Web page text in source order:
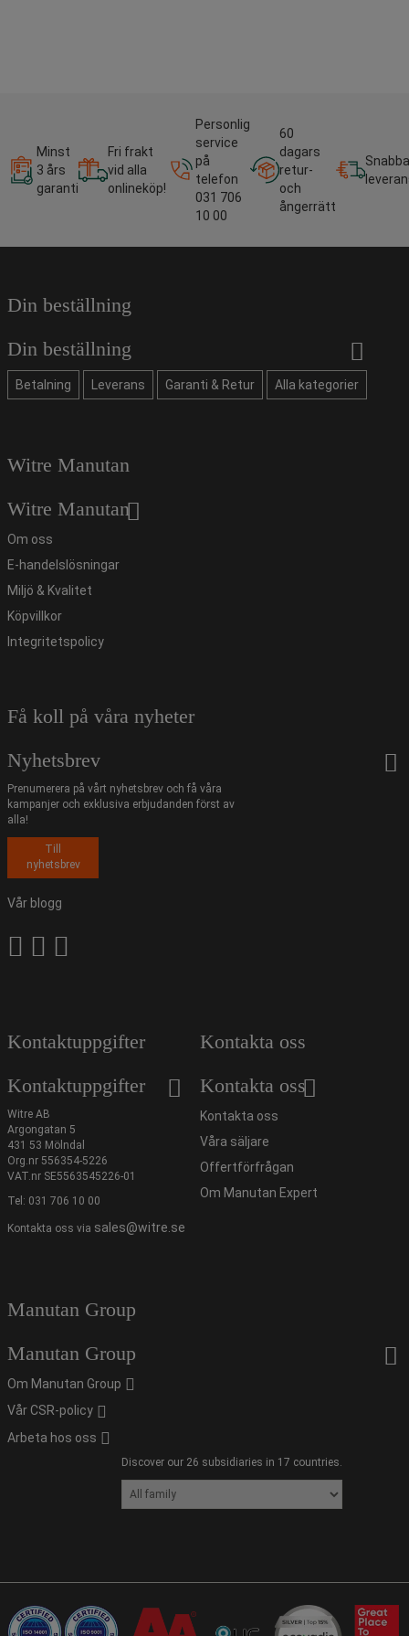
Minst
3 års
garanti
Fri frakt
vid alla
onlineköp!
Personlig
service
på
telefon
031 706
10 00
60
dagars
retur-
och
ångerrätt
Snabba
Din beställning
Din beställning
Betalning Leverans Garanti & Retur Alla kategorier
Witre Manutan
Witre Manutan
Om oss
E-handelslösningar
Miljö & Kvalitet
Köpvillkor
Integritetspolicy
Få koll på våra nyheter
Nyhetsbrev
Prenumerera på vårt nyhetsbrev och få våra
kampanjer och exklusiva erbjudanden först av
alla!
Till
nyhetsbrev
Vår blogg
Kontaktuppgifter
Kontaktuppgifter
Witre AB
Argongatan 5
431 53 Mölndal
Org.nr 556354-5226
VAT.nr SE5563545226-01
Tel: 031 706 10 00
Kontakta oss via sales@witre.se
Kontakta oss
Kontakta oss
Kontakta oss
Våra säljare
Offertförfrågan
Om Manutan Expert
Manutan Group
Manutan Group
Om Manutan Group
Vår CSR-policy
Arbeta hos oss
Discover our 26 subsidiaries in 17 countries.